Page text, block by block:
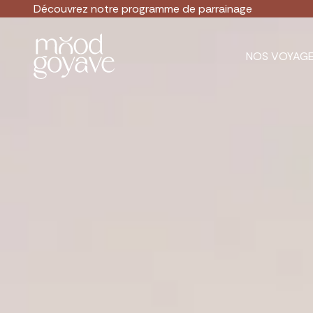
Découvrez notre programme de parrainage
NOSINFOS